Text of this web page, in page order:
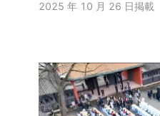
2025 年 10 月 26 日掲載